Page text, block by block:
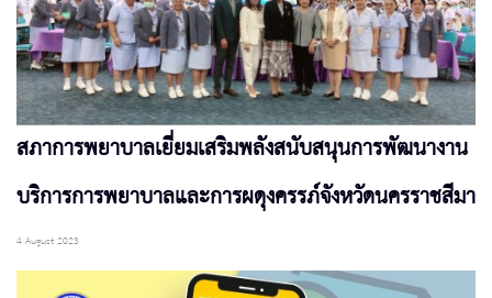
สภาการพยาบาลเยี่ยมเสริมพลังสนับสนุนการพัฒนางาน
บริการการพยาบาลและการผดุงครรภ์จังหวัดนครราชสีมา
4 August 2023